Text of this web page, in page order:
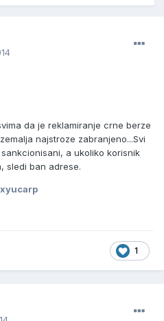
da je reklamiranje crne berze
najstroze zabranjeno...Svi
a ukoliko korisnik
sledi ban adrese.
1